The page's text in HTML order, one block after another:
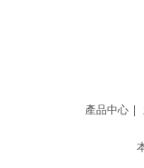
產品中心